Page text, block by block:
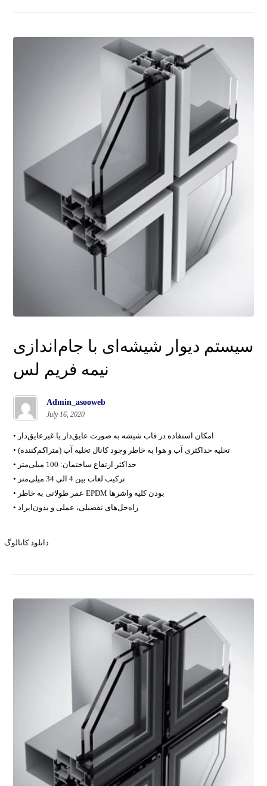
سیستم دیوار شیشه‌ای با جام‌اندازی
نیمه فریم لس
Admin_asooweb
July 16, 2020
• امکان استفاده در قاب شیشه به صورت عایق‌دار یا غیرعایق‌دار
• تخلیه حداکثری آب و هوا به خاطر وجود کانال تخلیه آب (متراکم‌کننده)
• حداکثر ارتفاع ساختمان: 100 میلی‌متر
• ترکیب لعاب بین 4 الی 34 میلی‌متر
• عمر طولانی به خاطر EPDM بودن کلیه واشرها
• راه‌حل‌های تفصیلی، عملی و بدون‌ایراد
دانلود کاتالوگ